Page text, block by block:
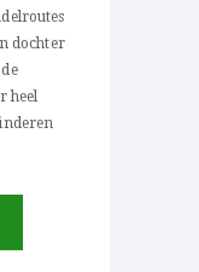
dochter
heel